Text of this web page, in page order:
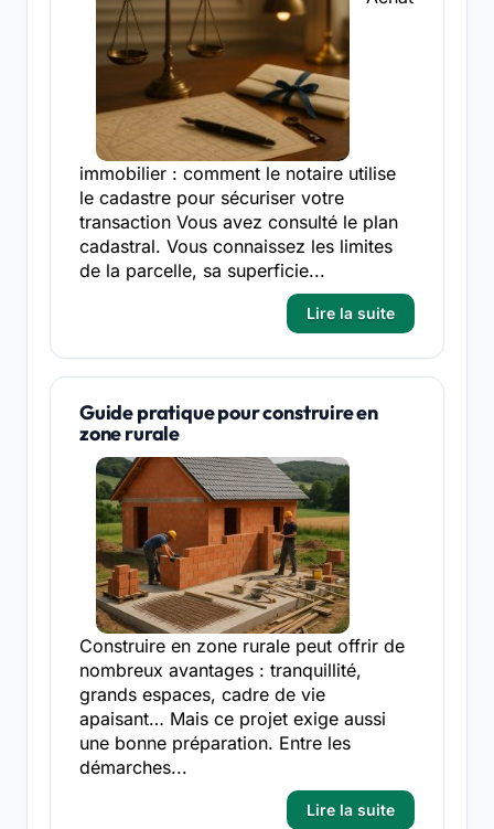
immobilier : comment le notaire utilise
le cadastre pour sécuriser votre
transaction Vous avez consulté le plan
cadastral. Vous connaissez les limites
de la parcelle, sa superficie...
Lire la suite
Guide pratique pour construire en
zone rurale
Construire en zone rurale peut offrir de
nombreux avantages : tranquillité,
grands espaces, cadre de vie
apaisant… Mais ce projet exige aussi
une bonne préparation. Entre les
démarches...
Lire la suite